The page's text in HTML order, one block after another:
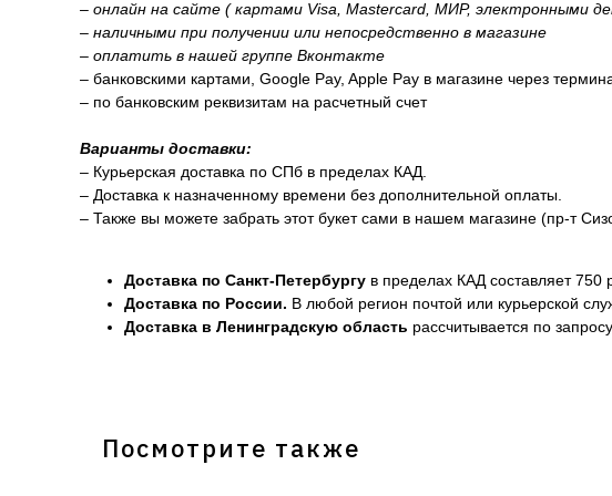
– онлайн на сайте ( картами Visa, Mastercard, МИР, электронными
– наличными при получении или непосредственно в магазине
– оплатить в нашей группе Вконтакте
– банковскими картами, Google Pay, Apple Pay в магазине через
– по банковским реквизитам на расчетный счет
Варианты доставки:
– Курьерская доставка по СПб в пределах КАД.
– Доставка к назначенному времени без дополнительной оплаты.
– Также вы можете забрать этот букет сами в нашем магазине (пр-т
Доставка по Санкт-Петербургу в пределах КАД составляет 750
Доставка по России. В любой регион почтой или курьерской
Доставка в Ленинградскую область рассчитывается по запросу.
Посмотрите также